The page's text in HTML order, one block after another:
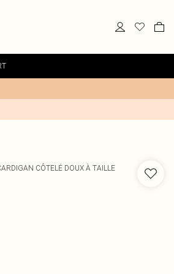
CÔTELÉ DOUX À TAILLE